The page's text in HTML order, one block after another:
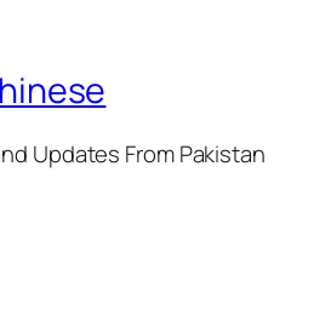
Updates From Pakistan